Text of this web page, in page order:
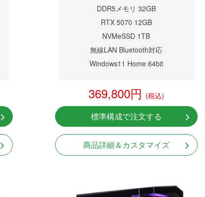
DDR5メモリ 32GB
RTX 5070 12GB
NVMeSSD 1TB
無線LAN Bluetooth対応
Windows11 Home 64bit
369,800円 (税込)
標準構成で注文する
商品詳細＆カスタマイズ